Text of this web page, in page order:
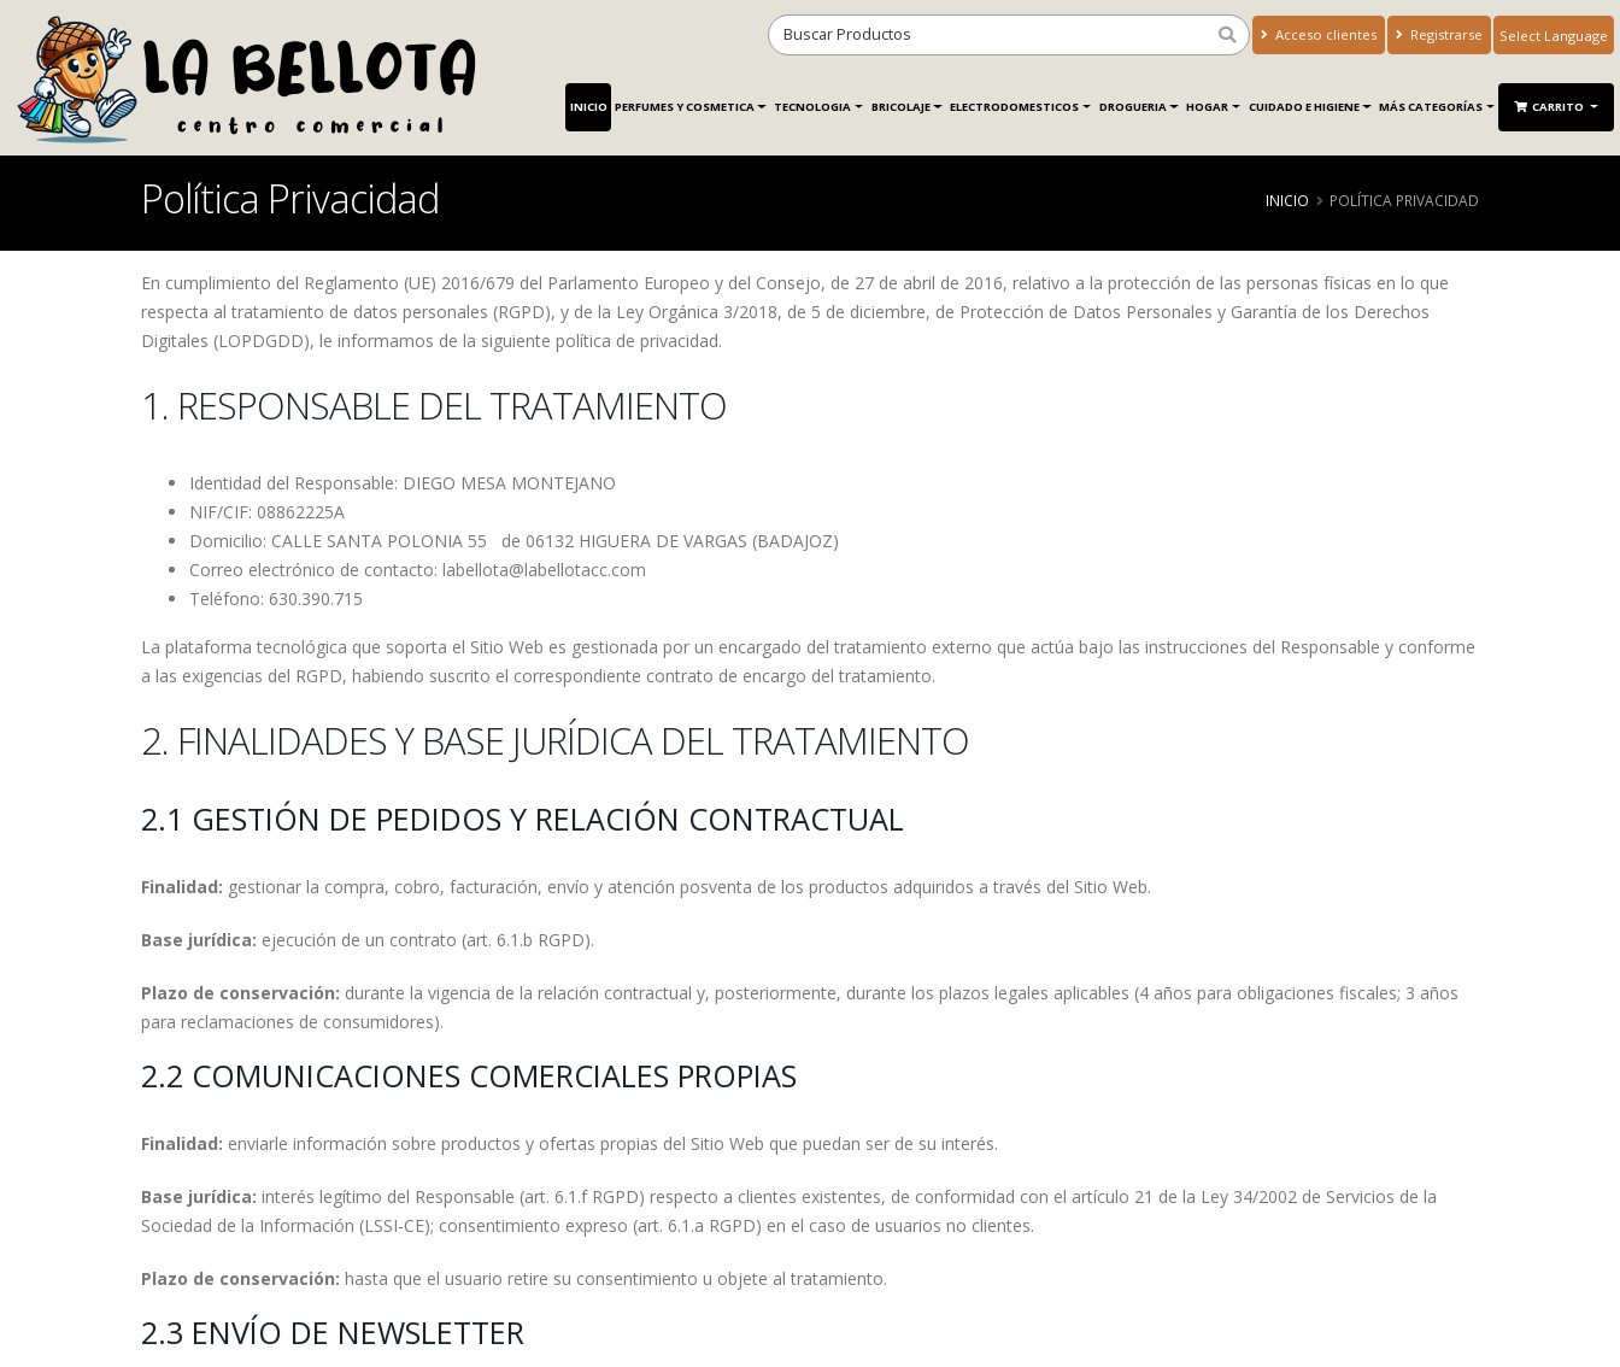
Acceso clientes Registrarse
Translate
INICIO PERFUMES Y COSMETICA TECNOLOGIA BRICOLAJE ELECTRODOMESTICOS DROGUERIA HOGAR CUIDADO E HIGIENE MÁS CATEGORÍAS CARRITO
Política Privacidad INICIO POLÍTICA PRIVACIDAD
En cumplimiento del Reglamento (UE) 2016/679 del Parlamento Europeo y del Consejo, de 27 de abril de 2016, relativo a la protección de las personas físicas en lo que
respecta al tratamiento de datos personales (RGPD), y de la Ley Orgánica 3/2018, de 5 de diciembre, de Protección de Datos Personales y Garantía de los Derechos
Digitales (LOPDGDD), le informamos de la siguiente política de privacidad.
1. RESPONSABLE DEL TRATAMIENTO
Identidad del Responsable: DIEGO MESA MONTEJANO
NIF/CIF: 08862225A
Domicilio: CALLE SANTA POLONIA 55 de 06132 HIGUERA DE VARGAS (BADAJOZ)
Correo electrónico de contacto: labellota@labellotacc.com
Teléfono: 630.390.715
La plataforma tecnológica que soporta el Sitio Web es gestionada por un encargado del tratamiento externo que actúa bajo las instrucciones del Responsable y conforme
a las exigencias del RGPD, habiendo suscrito el correspondiente contrato de encargo del tratamiento.
2. FINALIDADES Y BASE JURÍDICA DEL TRATAMIENTO
2.1 GESTIÓN DE PEDIDOS Y RELACIÓN CONTRACTUAL
Finalidad: gestionar la compra, cobro, facturación, envío y atención posventa de los productos adquiridos a través del Sitio Web.
Base jurídica: ejecución de un contrato (art. 6.1.b RGPD).
Plazo de conservación: durante la vigencia de la relación contractual y, posteriormente, durante los plazos legales aplicables (4 años para obligaciones fiscales; 3 años
para reclamaciones de consumidores).
2.2 COMUNICACIONES COMERCIALES PROPIAS
Finalidad: enviarle información sobre productos y ofertas propias del Sitio Web que puedan ser de su interés.
Base jurídica: interés legítimo del Responsable (art. 6.1.f RGPD) respecto a clientes existentes, de conformidad con el artículo 21 de la Ley 34/2002 de Servicios de la
Sociedad de la Información (LSSI-CE); consentimiento expreso (art. 6.1.a RGPD) en el caso de usuarios no clientes.
Plazo de conservación: hasta que el usuario retire su consentimiento u objete al tratamiento.
2.3 ENVÍO DE NEWSLETTER